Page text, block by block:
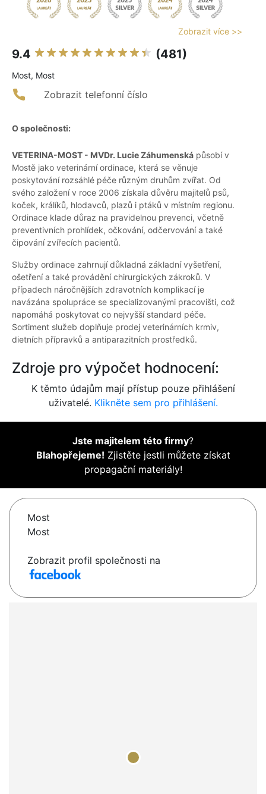
Zobrazit více >>
9.4 (481)
Most, Most
Zobrazit telefonní číslo
O společnosti:
VETERINA-MOST - MVDr. Lucie Záhumenská působí v
Mostě jako veterinární ordinace, která se věnuje
poskytování rozsáhlé péče různým druhům zvířat. Od
svého založení v roce 2006 získala důvěru majitelů psů,
koček, králíků, hlodavců, plazů i ptáků v místním regionu.
Ordinace klade důraz na pravidelnou prevenci, včetně
preventivních prohlídek, očkování, odčervování a také
čipování zvířecích pacientů.
Služby ordinace zahrnují důkladná základní vyšetření,
ošetření a také provádění chirurgických zákroků. V
případech náročnějších zdravotních komplikací je
navázána spolupráce se specializovanými pracovišti, což
napomáhá poskytovat co nejvyšší standard péče.
Sortiment služeb doplňuje prodej veterinárních krmiv,
dietních přípravků a antiparazitních prostředků.
Zdroje pro výpočet hodnocení:
K těmto údajům mají přístup pouze přihlášení
uživatelé. Klikněte sem pro přihlášení.
Jste majitelem této firmy?
Blahopřejeme! Zjistěte jestli můžete získat
propagační materiály!
Most
Most
Zobrazit profil společnosti na